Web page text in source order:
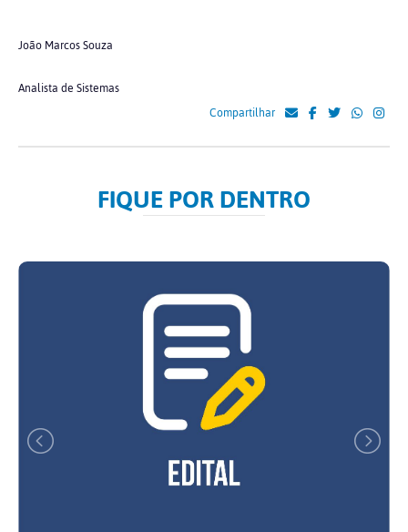
João Marcos Souza
Analista de Sistemas
Compartilhar
FIQUE POR DENTRO